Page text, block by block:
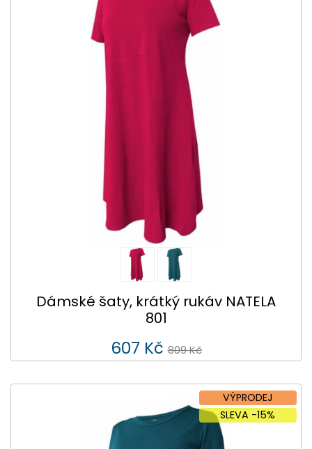
Dámské šaty, krátký rukáv NATELA
801
607 Kč 809 Kč
VÝPRODEJ
SLEVA -15%